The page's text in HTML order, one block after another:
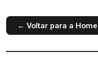
← Voltar para a Home